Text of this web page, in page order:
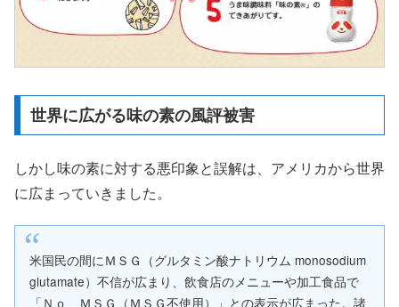
世界に広がる味の素の風評被害
しかし味の素に対する悪印象と誤解は、アメリカから世界
に広まっていきました。
米国民の間にＭＳＧ（グルタミン酸ナトリウム monosodium
glutamate）不信が広まり、飲食店のメニューや加工食品で
「Ｎｏ ＭＳＧ（ＭＳＧ不使用）」との表示が広まった。諸